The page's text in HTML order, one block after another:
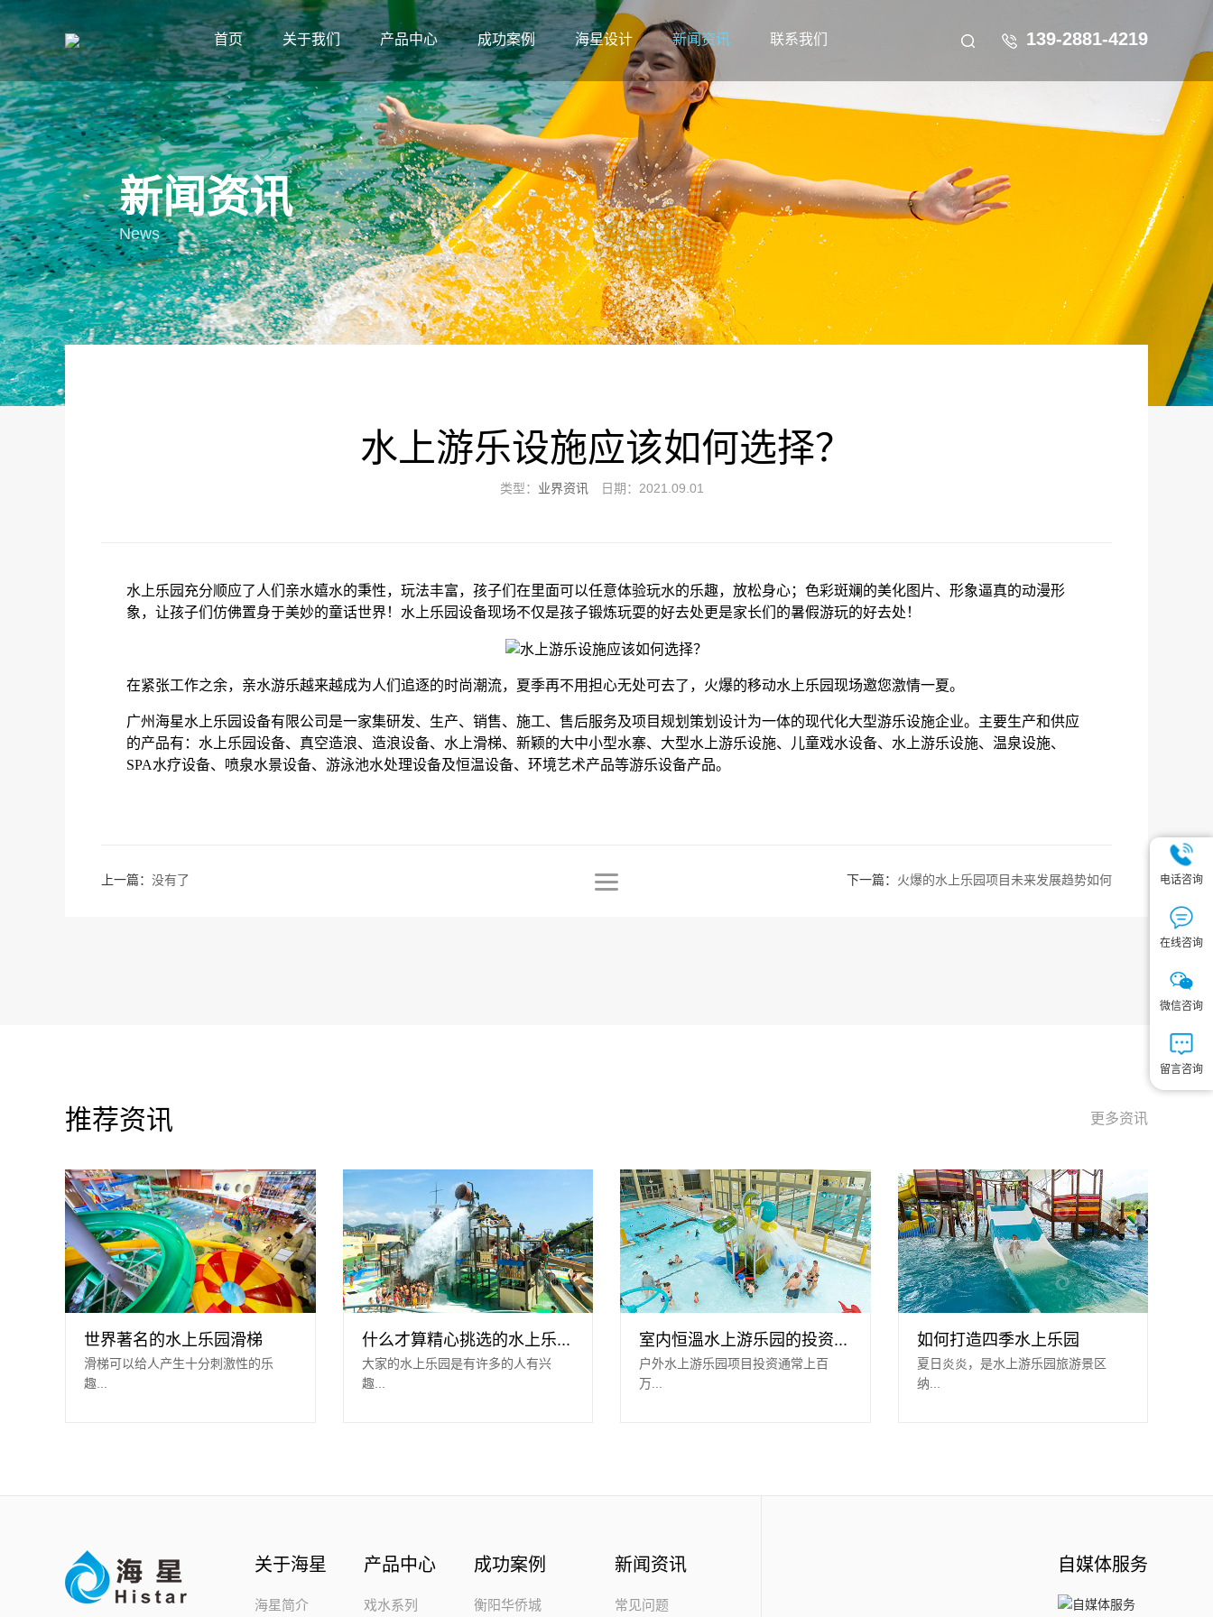
139-2881-4219
首页 关于我们 产品中心 成功案例 海星设计 新闻资讯 联系我们
电话咨询
在线咨询
微信咨询
留言咨询
新闻资讯
News
水上游乐设施应该如何选择？
类型： 业界资讯 日期：2021.09.01
水上乐园充分顺应了人们亲水嬉水的秉性，玩法丰富，孩子们在里面可以任意体验玩水的乐趣，放松身心；色彩斑斓的美化图片、形象逼真的动漫形
象，让孩子们仿佛置身于美妙的童话世界！水上乐园设备现场不仅是孩子锻炼玩耍的好去处更是家长们的暑假游玩的好去处！
在紧张工作之余，亲水游乐越来越成为人们追逐的时尚潮流，夏季再不用担心无处可去了，火爆的移动水上乐园现场邀您激情一夏。
广州海星水上乐园设备有限公司是一家集研发、生产、销售、施工、售后服务及项目规划策划设计为一体的现代化大型游乐设施企业。主要生产和供应
的产品有：水上乐园设备、真空造浪、造浪设备、水上滑梯、新颖的大中小型水寨、大型水上游乐设施、儿童戏水设备、水上游乐设施、温泉设施、
SPA水疗设备、喷泉水景设备、游泳池水处理设备及恒温设备、环境艺术产品等游乐设备产品。
上一篇： 没有了 下一篇： 火爆的水上乐园项目未来发展趋势如何
推荐资讯 更多资讯
世界著名的水上乐园滑梯
滑梯可以给人产生十分刺激性的乐
趣...
什么才算精心挑选的水上乐...
大家的水上乐园是有许多的人有兴
趣...
室内恒溫水上游乐园的投资...
户外水上游乐园项目投资通常上百
万...
如何打造四季水上乐园
夏日炎炎，是水上游乐园旅游景区
纳...
关于海星
海星简介
产品中心
戏水系列
成功案例
衡阳华侨城
新闻资讯
常见问题
自媒体服务